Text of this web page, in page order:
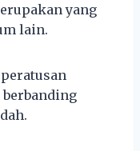
yang
lain.